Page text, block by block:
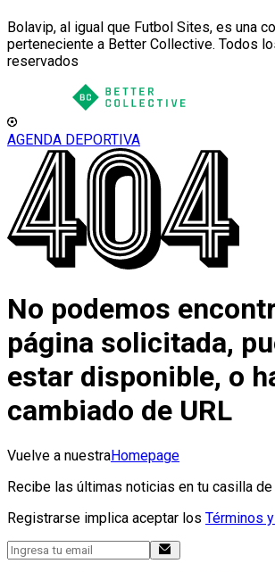
Bolavip, al igual que Futbol Sites, es una
perteneciente a Better Collective. Todos
reservados
AGENDA DEPORTIVA
No podemos
página solicitada,
estar disponible, o
cambiado de URL
Vuelve a nuestraHomepage
Recibe las últimas noticias en tu casilla
Registrarse implica aceptar los Términos